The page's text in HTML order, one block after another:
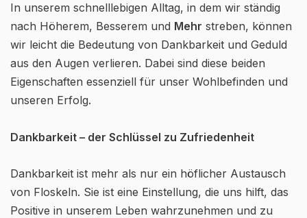
In unserem schnelllebigen Alltag, in dem wir ständig
nach Höherem, Besserem und Mehr streben, können
wir leicht die Bedeutung von Dankbarkeit und Geduld
aus den Augen verlieren. Dabei sind diese beiden
Eigenschaften essenziell für unser Wohlbefinden und
unseren Erfolg.
Dankbarkeit – der Schlüssel zu Zufriedenheit
Dankbarkeit ist mehr als nur ein höflicher Austausch
von Floskeln. Sie ist eine Einstellung, die uns hilft, das
Positive in unserem Leben wahrzunehmen und zu